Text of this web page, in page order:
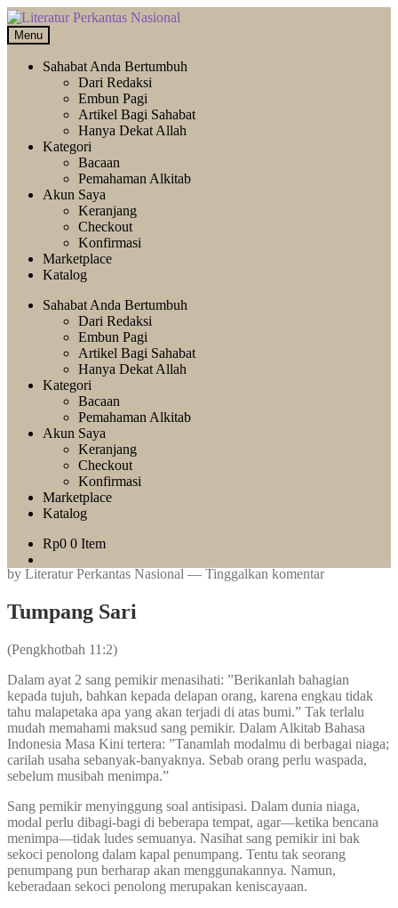
Skip
to
navigation
Langsung
ke
isi
Menu
Sahabat Anda Bertumbuh
Dari Redaksi
Embun Pagi
Artikel Bagi Sahabat
Hanya Dekat Allah
Kategori
Bacaan
Pemahaman Alkitab
Akun Saya
Keranjang
Checkout
Konfirmasi
Marketplace
Katalog
Sahabat Anda Bertumbuh
Dari Redaksi
Embun Pagi
Artikel Bagi Sahabat
Hanya Dekat Allah
Kategori
Bacaan
Pemahaman Alkitab
Akun Saya
Keranjang
Checkout
Konfirmasi
Marketplace
Katalog
Rp0 0 Item
by Literatur Perkantas Nasional — Tinggalkan komentar
Tumpang Sari
(Pengkhotbah 11:2)
Dalam ayat 2 sang pemikir menasihati: ”Berikanlah bahagian
kepada tujuh, bahkan kepada delapan orang, karena engkau tidak
tahu malapetaka apa yang akan terjadi di atas bumi.” Tak terlalu
mudah memahami maksud sang pemikir. Dalam Alkitab Bahasa
Indonesia Masa Kini tertera: ”Tanamlah modalmu di berbagai niaga;
carilah usaha sebanyak-banyaknya. Sebab orang perlu waspada,
sebelum musibah menimpa.”
Sang pemikir menyinggung soal antisipasi. Dalam dunia niaga,
modal perlu dibagi-bagi di beberapa tempat, agar—ketika bencana
menimpa—tidak ludes semuanya. Nasihat sang pemikir ini bak
sekoci penolong dalam kapal penumpang. Tentu tak seorang
penumpang pun berharap akan menggunakannya. Namun,
keberadaan sekoci penolong merupakan keniscayaan.